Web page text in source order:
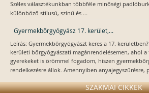
Széles választékunkban többféle minőségi
különböző stílusú, színű és ...
Gyermekbőrgyógyász 17. kerület,...
Leírás: Gyermekbőrgyógyászt keres a 17.
kerületi bőrgyógyászati magánrendelésemen, ahol
gyerekeket is örömmel fogadom, hiszen
rendelkezésre állok. Amennyiben anyajegyszűrésre,
SZAKMAI CIKKEK